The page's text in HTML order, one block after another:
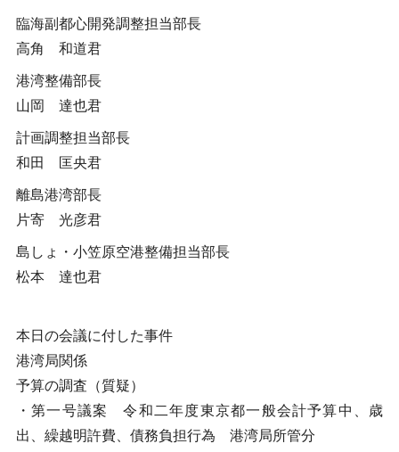
臨海副都心開発調整担当部長
高角 和道君
港湾整備部長
山岡 達也君
計画調整担当部長
和田 匡央君
離島港湾部長
片寄 光彦君
島しょ・小笠原空港整備担当部長
松本 達也君
本日の会議に付した事件
港湾局関係
予算の調査（質疑）
・第一号議案 令和二年度東京都一般会計予算中、歳
出、繰越明許費、債務負担行為 港湾局所管分